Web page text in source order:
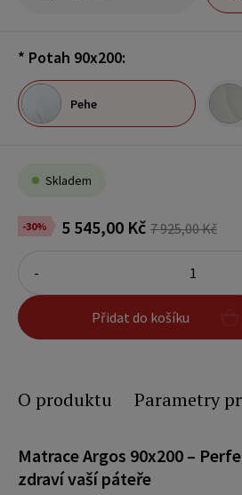
* Potah 90x200:
Pehe
Skladem
-30% 5 545,00 Kč 7 925,00 Kč
-
Přidat do košíku
O produktu Parametry
Matrace Argos 90x200 –
zdraví vaší páteře